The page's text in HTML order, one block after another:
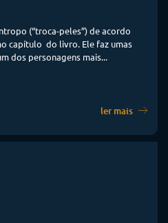
(“troca-peles”) de acordo
capítulo do livro. Ele faz umas
dos personagens mais...
ler mais